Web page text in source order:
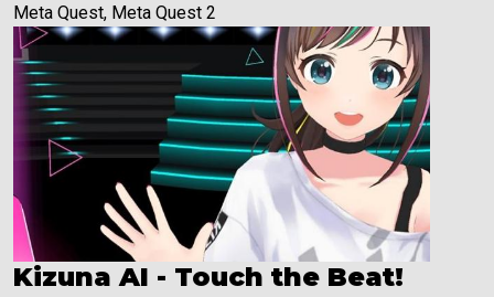
Meta Quest, Meta Quest 2
Kizuna AI - Touch the Beat!